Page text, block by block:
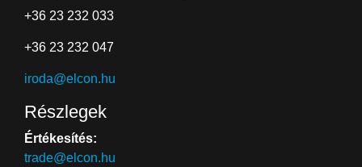
+36 23 232 033
+36 23 232 047
iroda@elcon.hu
Részlegek
Értékesítés:
trade@elcon.hu